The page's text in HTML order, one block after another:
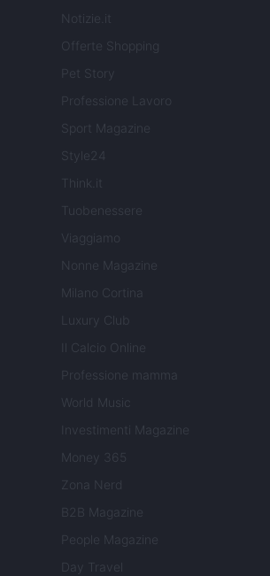
Notizie.it
Offerte Shopping
Pet Story
Professione Lavoro
Sport Magazine
Style24
Think.it
Tuobenessere
Viaggiamo
Nonne Magazine
Milano Cortina
Luxury Club
Il Calcio Online
Professione mamma
World Music
Investimenti Magazine
Money 365
Zona Nerd
B2B Magazine
People Magazine
Day Travel